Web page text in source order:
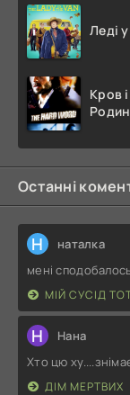
Леді
Кров
Останні
Н наталка
мені
МІЙ СУСІД
Н Нана
Хто цю
ДІМ МЕРТВИХ